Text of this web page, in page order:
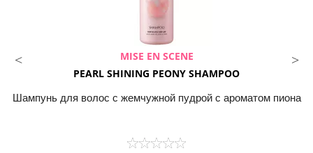
MISE EN SCENE
PEARL SHINING PEONY SHAMPOO
Шампунь для волос с жемчужной пудрой с ароматом пиона